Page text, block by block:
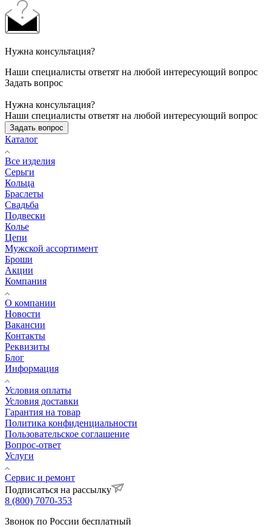
Нужна консультация?
Наши специалисты ответят на любой интересующий вопрос
Задать вопрос
Нужна консультация?
Наши специалисты ответят на любой интересующий вопрос
Задать вопрос
Каталог
Все изделия
Серьги
Кольца
Браслеты
Свадьба
Подвески
Колье
Цепи
Мужской ассортимент
Броши
Акции
Компания
О компании
Новости
Вакансии
Контакты
Реквизиты
Блог
Информация
Условия оплаты
Условия доставки
Гарантия на товар
Политика конфиденциальности
Пользовательское соглашение
Вопрос-ответ
Услуги
Сервис и ремонт
Подписаться на рассылку
8 (800) 7070-353
Звонок по России бесплатный